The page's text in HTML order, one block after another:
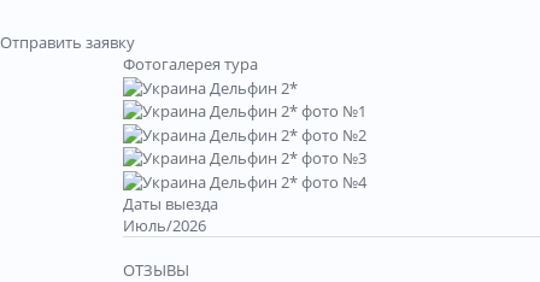
Отправить заявку
Фотогалерея тура
Даты выезда
Июль/2026
ОТЗЫВЫ